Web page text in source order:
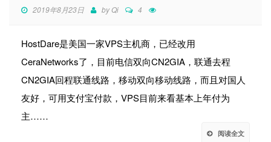
2019年8月23日 byQi 4
HostDare是美国一家VPS主机商，已经改用
CeraNetworks了，目前电信双向CN2GIA，联通去程
CN2GIA回程联通线路，移动双向移动线路，而且对国人
友好，可用支付宝付款，VPS目前来看基本上年付为
主……
阅读全文